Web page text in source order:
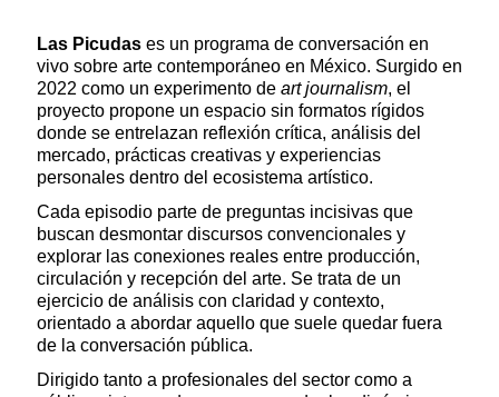
Las Picudas es un programa de conversación en
vivo sobre arte contemporáneo en México. Surgido en
2022 como un experimento de art journalism, el
proyecto propone un espacio sin formatos rígidos
donde se entrelazan reflexión crítica, análisis del
mercado, prácticas creativas y experiencias
personales dentro del ecosistema artístico.
Cada episodio parte de preguntas incisivas que
buscan desmontar discursos convencionales y
explorar las conexiones reales entre producción,
circulación y recepción del arte. Se trata de un
ejercicio de análisis con claridad y contexto,
orientado a abordar aquello que suele quedar fuera
de la conversación pública.
Dirigido tanto a profesionales del sector como a